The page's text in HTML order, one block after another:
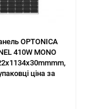
OPTONICA
410W MONO
ціна за